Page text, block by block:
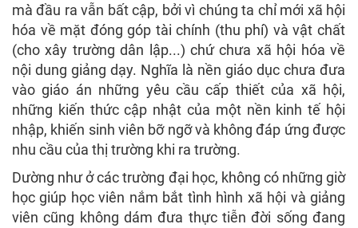
mà đầu ra vẫn bất cập, bởi vì chúng ta chỉ mới xã hội
hóa về mặt đóng góp tài chính (thu phí) và vật chất
(cho xây trường dân lập...) chứ chưa xã hội hóa về
nội dung giảng dạy. Nghĩa là nền giáo dục chưa đưa
vào giáo án những yêu cầu cấp thiết của xã hội,
những kiến thức cập nhật của một nền kinh tế hội
nhập, khiến sinh viên bỡ ngỡ và không đáp ứng được
nhu cầu của thị trường khi ra trường.
Dường như ở các trường đại học, không có những giờ
học giúp học viên nắm bắt tình hình xã hội và giảng
viên cũng không dám đưa thực tiễn đời sống đang